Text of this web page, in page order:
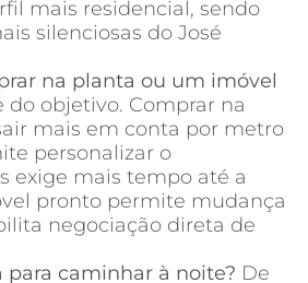
mais residencial, sendo
silenciosas do José
na planta ou um imóvel
do objetivo. Comprar na
mais em conta por metro
personalizar o
exige mais tempo até a
pronto permite mudança
negociação direta de
para caminhar à noite? De